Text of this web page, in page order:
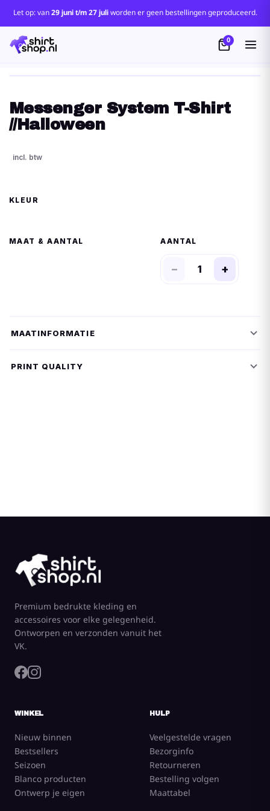
Let op: van29 juni t/m 27 juliworden er geen bestellingen geproduceerd.
0
Messenger System T-Shirt
//Halloween
MAAT
− +
MAATINFORMATIE
PRINT QUALITY
Premium bedrukte kleding en
accessoires voor elke gelegenheid.
Ontworpen en verzonden vanuit het
VK.
WINKEL
Nieuw binnen
Bestsellers
Seizoen
Blanco producten
Ontwerp je eigen
HULP
Veelgestelde vragen
Bezorginfo
Retourneren
Bestelling volgen
Maattabel